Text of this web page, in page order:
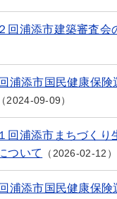
回浦添市建築審査会
浦添市国民健康保
2024-09-09
回浦添市まちづくり
ついて
2026-02-12
浦添市国民健康保